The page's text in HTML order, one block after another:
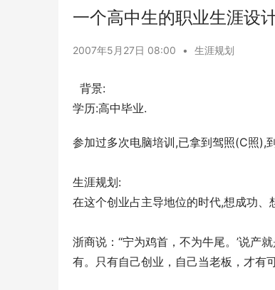
一个高中生的职业生涯设
2007年5月27日 08:00 • 生涯规划
背景:
学历:高中毕业.
参加过多次电脑培训,已拿到驾照(C照),
生涯规划:
在这个创业占主导地位的时代,想成功、
浙商说：“宁为鸡首，不为牛尾。’说产
有。只有自己创业，自己当老板，才有